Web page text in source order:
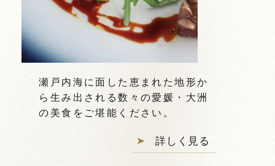
瀬戸内海に面した恵まれた地形か
ら生み出される数々の愛媛・大洲
の美食をご堪能ください。
詳しく見る